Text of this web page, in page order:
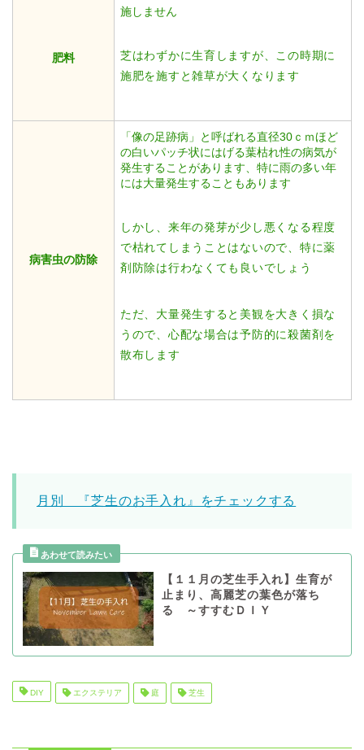
肥料
施しません
芝はわずかに生育しますが、この時期に
施肥を施すと雑草が大くなります
病害虫の防除
「像の足跡病」と呼ばれる直径30ｃｍほど
の白いパッチ状にはげる葉枯れ性の病気が
発生することがあります、特に雨の多い年
には大量発生することもあります
しかし、来年の発芽が少し悪くなる程度
で枯れてしまうことはないので、特に薬
剤防除は行わなくても良いでしょう
ただ、大量発生すると美観を大きく損な
うので、心配な場合は予防的に殺菌剤を
散布します
月別 『芝生のお手入れ』をチェックする
【１１月の芝生手入れ】生育が
止まり、高麗芝の葉色が落ち
る ～すすむＤＩＹ
DIY エクステリア 庭 芝生